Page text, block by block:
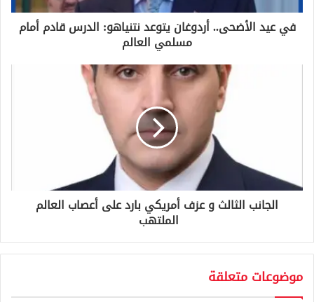
ر
في عيد الأضحى.. أردوغان يتوعد نتنياهو: الدرس قادم أمام
مسلمي العالم
الجانب الثالث و عزف أمريكي بارد على أعصاب العالم
الملتهب
موضوعات متعلقة